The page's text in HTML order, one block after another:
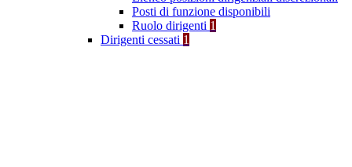
Posti di funzione disponibili
Ruolo dirigenti 1
Dirigenti cessati 1